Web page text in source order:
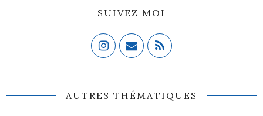
SUIVEZ MOI
AUTRES THÉMATIQUES